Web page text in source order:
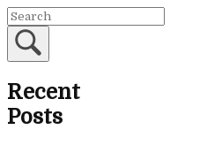
Recent
Posts